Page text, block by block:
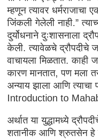
म्हणून त्यावर धर्मराजाचा
जिंकली गेलेली नाही.”
दुर्योधनाने दुःशासनाला
केली. त्यावेळचे द्रौपदीचे
वाचायला मिळतात. काही
कारण मानतात, पण मला
अन्याय झाला आणि त्याचा
Introduction to
अर्थात या युद्धामध्ये
शतानीक आणि श्रुतसेन हे